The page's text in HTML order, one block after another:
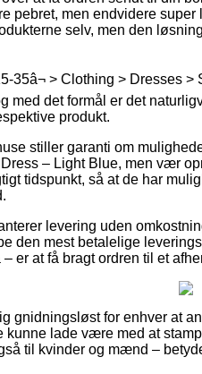
pebret, men endvidere
selv, men den
35â¬ > Clothing > Dresses
med det formål er det
produkt.
stiller garanti om
– Light Blue, men vær
tidspunkt, så at de har
levering uden
den mest betalelige
er at få bragt ordren til et
gnidningsløst for enhver at
kunne lade være med at
til kvinder og mænd –